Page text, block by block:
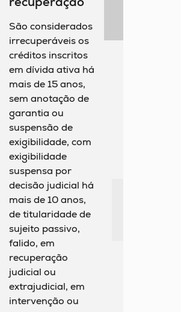
São considerados
irrecuperáveis os
créditos inscritos
em dívida ativa há
mais de 15 anos,
sem anotação de
garantia ou
suspensão de
exigibilidade, com
exigibilidade
suspensa por
decisão judicial há
mais de 10 anos,
de titularidade de
sujeito passivo,
falido, em
recuperação
judicial ou
extrajudicial, em
intervenção ou